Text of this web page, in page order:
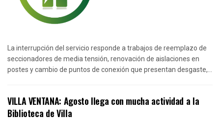
La interrupción del servicio responde a trabajos de reemplazo de
seccionadores de media tensión, renovación de aislaciones en
postes y cambio de puntos de conexión que presentan desgaste,...
VILLA VENTANA: Agosto llega con mucha actividad a la
Biblioteca de Villa